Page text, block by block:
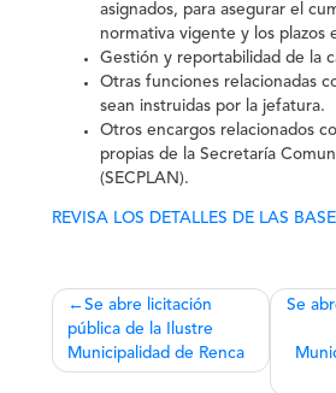
asignados, para asegurar el
normativa vigente y los plazos
Gestión y reportabilidad de la
Otras funciones relacionadas
sean instruidas por la jefatura.
Otros encargos relacionados
propias de la Secretaría
(SECPLAN).
REVISA LOS DETALLES DE LAS
Navegación
de
Se abre licitación
pública de la Ilustre
Municipalidad de Renca
Se